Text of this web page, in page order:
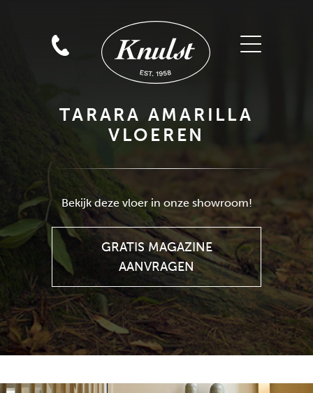
TARARA AMARILLA
VLOEREN
Bekijk deze vloer in onze showroom!
GRATIS MAGAZINE
AANVRAGEN
GRATIS MAGAZINE
AANVRAGEN